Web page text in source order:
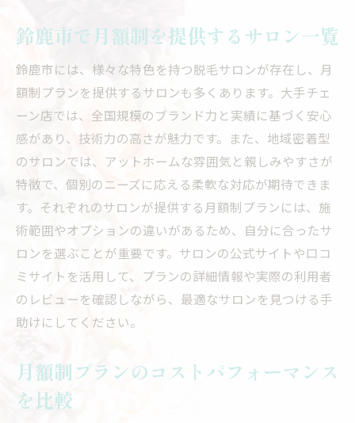
鈴鹿市で月額制を提供するサロン一覧
鈴鹿市には、様々な特色を持つ脱毛サロンが存在し、月
額制プランを提供するサロンも多くあります。大手チェ
ーン店では、全国規模のブランド力と実績に基づく安心
感があり、技術力の高さが魅力です。また、地域密着型
のサロンでは、アットホームな雰囲気と親しみやすさが
特徴で、個別のニーズに応える柔軟な対応が期待できま
す。それぞれのサロンが提供する月額制プランには、施
術範囲やオプションの違いがあるため、自分に合ったサ
ロンを選ぶことが重要です。サロンの公式サイトや口コ
ミサイトを活用して、プランの詳細情報や実際の利用者
のレビューを確認しながら、最適なサロンを見つける手
助けにしてください。
月額制プランのコストパフォーマンス
を比較